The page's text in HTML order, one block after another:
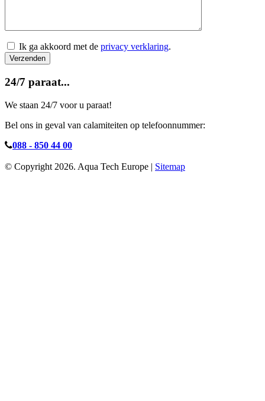
Ik ga akkoord met de privacy verklaring.
24/7 paraat...
We staan 24/7 voor u paraat!
Bel ons in geval van calamiteiten op telefoonnummer:
088 - 850 44 00
© Copyright 2026. Aqua Tech Europe | Sitemap